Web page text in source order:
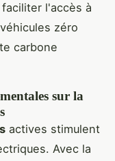
l'accès à
zéro
carbone
sur la
actives stimulent
Avec la